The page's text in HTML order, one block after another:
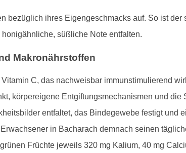
bezüglich ihres Eigengeschmacks auf. So ist der
süßliche Note entfalten.
Makronährstoffen
C, das nachweisbar immunstimulierend
körpereigene Entgiftungsmechanismen und die
entfaltet, das Bindegewebe festigt und
in Bacharach demnach seinen
Früchte jeweils 320 mg Kalium, 40 mg